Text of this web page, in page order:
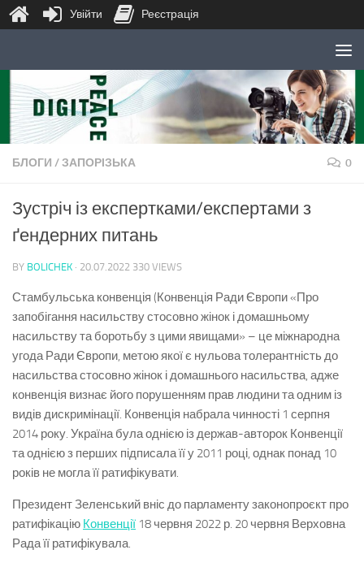
Skip to content
БЛОГИ /ЗАПОРІЗЬКА 0
Зустріч із експертками/експертами з
ґендерних питань
BY BOLICHEK · 20.07.2022 330 VIEWS
Стамбульська конвенція (Конвенція Ради Європи «Про
запобігання насильству стосовно жінок і домашньому
насильству та боротьбу з цими явищами» – це міжнародна
угода Ради Європи, метою якої є нульова толерантність до
насильства стосовно жінок і домашнього насильства, адже
конвенція визнає його порушенням прав людини та одним із
видів дискримінації. Конвенція набрала чинності 1 серпня
2014 року. Україна була однією із держав-авторок Конвенції
та однією з перших підписала її у 2011 році, однак понад 10
років не могла її ратифікувати.
Президент Зеленський вніс до парламенту законопроєкт про
ратифікацію Конвенції 18 червня 2022 р. 20 червня Верховна
Рада її ратифікувала.
Увійти Реєстрація